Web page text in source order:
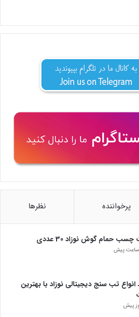
پرخواننده نظرها
حمام گوش نوزاد 30 عددی
تب سنج دیجیتالی نوزاد با بهترین